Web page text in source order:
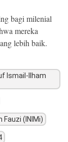
bagi milenial
mereka
lebih baik.
Ismail-Ilham
Fauzi (INIMi)